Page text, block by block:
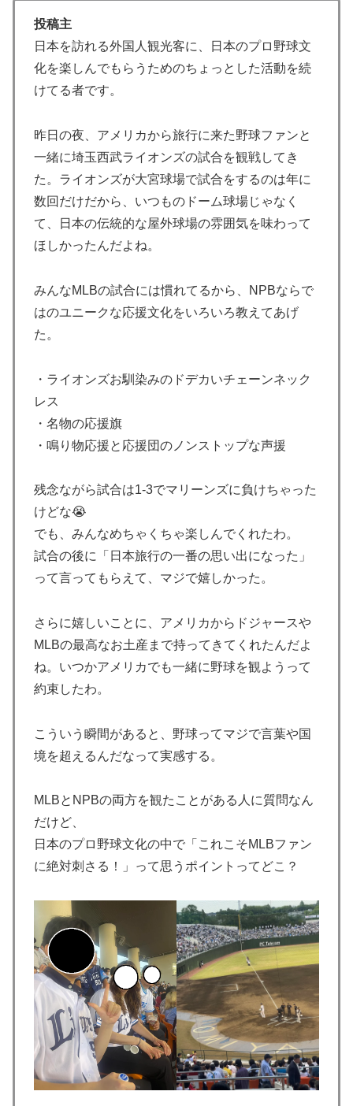
▶
フランス人「欲張りすぎだ」中村敬斗、ランス残留の可
能性を会長が示唆！移籍金が交渉の壁に..現地サポの本
音がこれ！【海外の反応】
韓国人「大韓航空の熊本地震飲料水支援に対する日本人
の反応をご覧ください・・・」→「」
統がこちら・・・」
▶
イチローさん「僕は本を読まない。好きなアニメはドラ
ゴンボール」【海外の反応】
▶
韓国人「韓国人が衝撃を受けた意外な日本の運転文化が
▶
海外「日本人はなんて気高いんだ！」 英高級紙も驚愕
した極限の中の日本人の姿に世界が衝撃
▶ 海外「消火栓もフェイクだから消防士が右往左往する中
▶ 韓国人「残酷だった日帝強占期前後の写真を見てみよ
う」
▶ 韓国人「とある日本の飲食店で、韓国人店員が韓国人団
体客と口論になった理由がこちら・・・」
結果判明した驚きの物価事情がこちらです」→「こんな
に物価差があるの？‥」
▶
海外「剣が二回斬り合っただけで折れるのはどういうこ
となんだ」満点なのに二度と起動しない理由…
▶
韓国人「韓国に10年間の出場権剥奪や過去ワールドカッ
裁を海外メディアが報道！」
▶ 韓国人「熊本地震で見る日本の土木技術の完全勝利をご
覧ください」→「これはすごいわ」「こういうのを見る
と日本人は何か適当に作る感じがしない・・・」「あれ
▶
韓国人「日本でヤバい作品ばかりアニメ化してて心配に
なる…」
ターかよ」
▶ 泳いでいる人のすぐ横に消防飛行艇が次々着水する南仏
の湖「肝心の場面で毎回カメラが逃げる」【海外の反
応】
【海外の反応】日本のウェブサイトって質の低いものが
多い気がする → 「日本のIT業界は色々と問題があるか
らな」「ゲームのUIは優れてるのに不思議」
▶
韓国人「猛暑で〇〇も疲れ果てた…〇〇の個体数が急
減」
投稿主
日本を訪れる外国人観光客に、日本のプロ野球文
化を楽しんでもらうためのちょっとした活動を続
けてる者です。
昨日の夜、アメリカから旅行に来た野球ファンと
一緒に埼玉西武ライオンズの試合を観戦してき
た。ライオンズが大宮球場で試合をするのは年に
数回だけだから、いつものドーム球場じゃなく
て、日本の伝統的な屋外球場の雰囲気を味わって
ほしかったんだよね。
みんなMLBの試合には慣れてるから、NPBならで
はのユニークな応援文化をいろいろ教えてあげ
た。
・ライオンズお馴染みのドデカいチェーンネック
レス
・名物の応援旗
・鳴り物応援と応援団のノンストップな声援
残念ながら試合は1-3でマリーンズに負けちゃった
けどな😭
でも、みんなめちゃくちゃ楽しんでくれたわ。
試合の後に「日本旅行の一番の思い出になった」
って言ってもらえて、マジで嬉しかった。
さらに嬉しいことに、アメリカからドジャースや
MLBの最高なお土産まで持ってきてくれたんだよ
ね。いつかアメリカでも一緒に野球を観ようって
約束したわ。
こういう瞬間があると、野球ってマジで言葉や国
境を超えるんだなって実感する。
MLBとNPBの両方を観たことがある人に質問なん
だけど、
日本のプロ野球文化の中で「これこそMLBファン
に絶対刺さる！」って思うポイントってどこ？